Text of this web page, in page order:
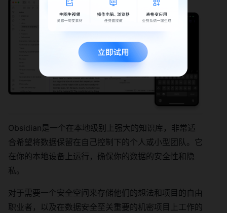
Obsidian是一个在本地级别上强大的知识库，非常适
合希望将数据保留在自己控制下的个人或小型团队。它
在你的本地设备上运行，确保你的数据的安全性和隐
私。
对于需要一个安全空间来存储他们的想法和项目的自由
职业者，以及在数据安全至关重要的机密项目上工作的